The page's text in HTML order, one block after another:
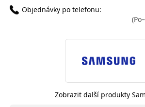
Objednávky po telefonu:
Zobrazit další produkty